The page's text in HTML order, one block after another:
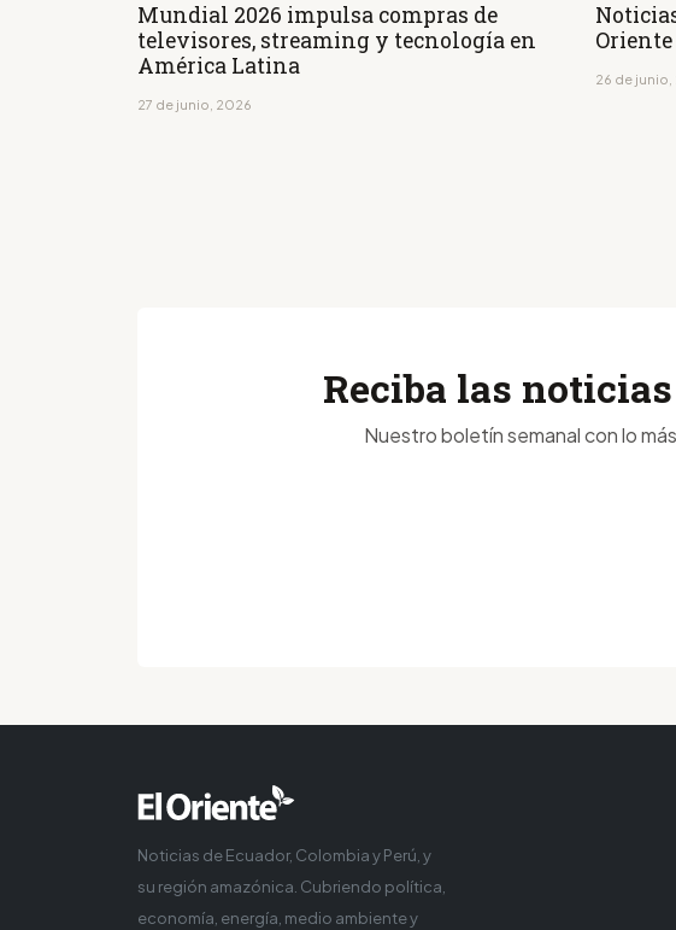
Mundial 2026 impulsa compras de
televisores, streaming y tecnología en
América Latina
27 de junio, 2026
Oriente
26 de junio,
Reciba las
Nuestro boletín semanal con lo
Noticias de Ecuador, Colombia y Perú, y
su región amazónica. Cubriendo política,
economía, energía, medio ambiente y